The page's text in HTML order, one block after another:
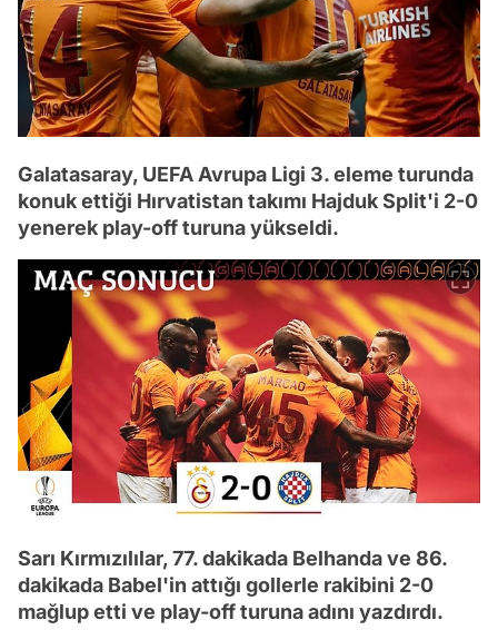
Galatasaray, UEFA Avrupa Ligi 3. eleme turunda
konuk ettiği Hırvatistan takımı Hajduk Split'i 2-0
yenerek play-off turuna yükseldi.
Sarı Kırmızılılar, 77. dakikada Belhanda ve 86.
dakikada Babel'in attığı gollerle rakibini 2-0
mağlup etti ve play-off turuna adını yazdırdı.